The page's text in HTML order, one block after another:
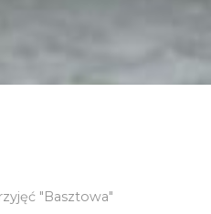
"Basztowa"